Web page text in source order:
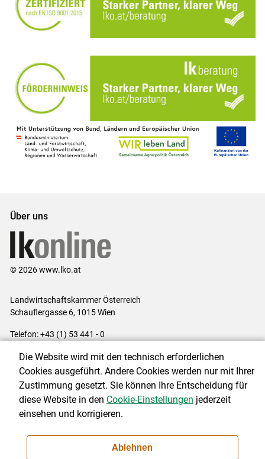
Über uns
© 2026 www.lko.at
Landwirtschaftskammer Österreich
Schauflergasse 6, 1015 Wien
Telefon:+43 (1) 53 441 - 0
Impressum|Kontakt|Login für Berater|Datenschutzerklärung|
Barrierefreiheit
Cookie-Einstellungen
NEWSLETTER
Die Website wird mit den technisch erforderlichen
Cookies ausgeführt. Andere Cookies werden nur mit Ihrer
Zustimmung gesetzt. Sie können Ihre Entscheidung für
diese Website in den Cookie-Einstellungen jederzeit
einsehen und korrigieren.
Ablehnen